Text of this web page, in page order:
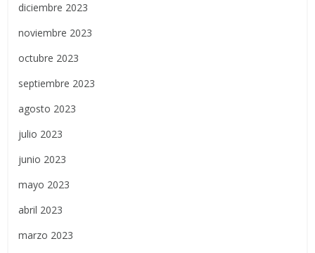
diciembre 2023
noviembre 2023
octubre 2023
septiembre 2023
agosto 2023
julio 2023
junio 2023
mayo 2023
abril 2023
marzo 2023